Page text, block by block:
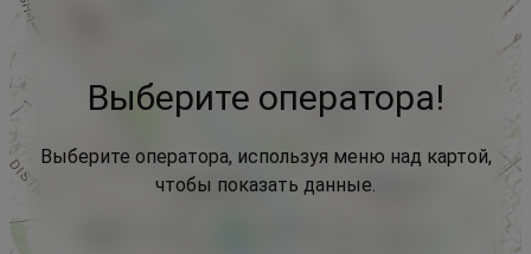
Выберите оператора!
Выберите оператора, используя меню над картой,
чтобы показать данные.